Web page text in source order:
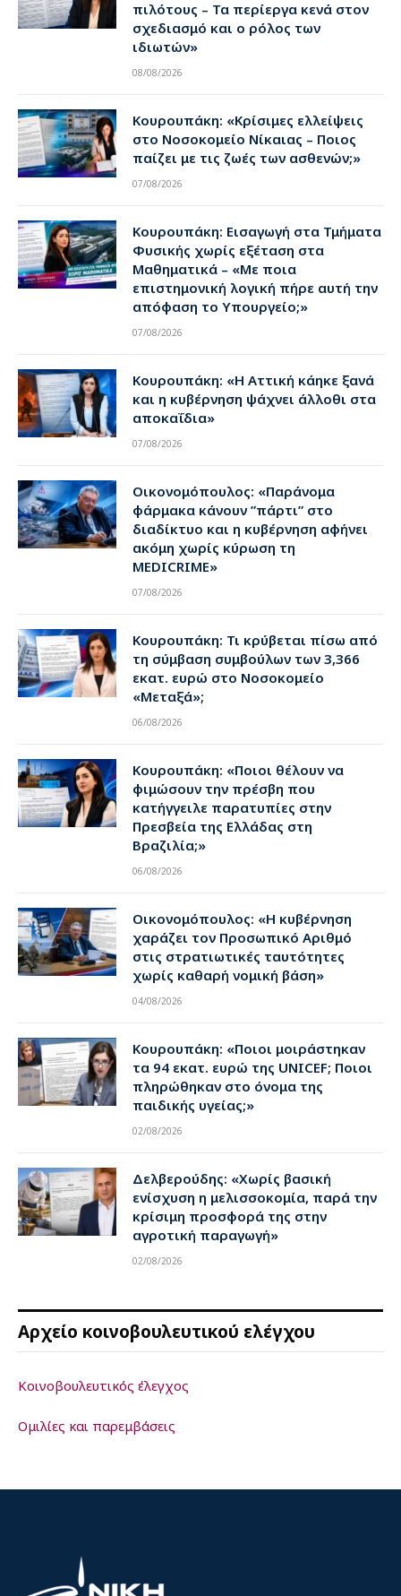
πιλότους – Τα περίεργα κενά στον
σχεδιασμό και ο ρόλος των
ιδιωτών»
08/08/2026
Κουρουπάκη: «Κρίσιμες ελλείψεις
στο Νοσοκομείο Νίκαιας – Ποιος
παίζει με τις ζωές των ασθενών;»
07/08/2026
Κουρουπάκη: Εισαγωγή στα Τμήματα
Φυσικής χωρίς εξέταση στα
Μαθηματικά – «Με ποια
επιστημονική λογική πήρε αυτή την
απόφαση το Υπουργείο;»
07/08/2026
Κουρουπάκη: «Η Αττική κάηκε ξανά
και η κυβέρνηση ψάχνει άλλοθι στα
αποκαΐδια»
07/08/2026
Οικονομόπουλος: «Παράνομα
φάρμακα κάνουν ”πάρτι” στο
διαδίκτυο και η κυβέρνηση αφήνει
ακόμη χωρίς κύρωση τη
MEDICRIME»
07/08/2026
Κουρουπάκη: Τι κρύβεται πίσω από
τη σύμβαση συμβούλων των 3,366
εκατ. ευρώ στο Νοσοκομείο
«Μεταξά»;
06/08/2026
Κουρουπάκη: «Ποιοι θέλουν να
φιμώσουν την πρέσβη που
κατήγγειλε παρατυπίες στην
Πρεσβεία της Ελλάδας στη
Βραζιλία;»
06/08/2026
Οικονομόπουλος: «Η κυβέρνηση
χαράζει τον Προσωπικό Αριθμό
στις στρατιωτικές ταυτότητες
χωρίς καθαρή νομική βάση»
04/08/2026
Κουρουπάκη: «Ποιοι μοιράστηκαν
τα 94 εκατ. ευρώ της UNICEF; Ποιοι
πληρώθηκαν στο όνομα της
παιδικής υγείας;»
02/08/2026
Δελβερούδης: «Χωρίς βασική
ενίσχυση η μελισσοκομία, παρά την
κρίσιμη προσφορά της στην
αγροτική παραγωγή»
02/08/2026
Αρχείο κοινοβουλευτικού ελέγχου
Κοινοβουλευτικός έλεγχος
Ομιλίες και παρεμβάσεις